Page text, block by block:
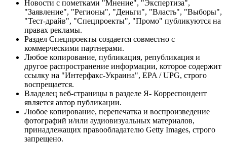
Новости с пометками "Мнение", "Экспертиза",
"Заявление", "Регионы", "Деньги", "Власть", "Выборы",
"Тест-драйв", "Спецпроекты", "Промо" публикуются на
правах рекламы.
Раздел Спецпроекты создается совместно с
коммерческими партнерами.
Любое копирование, публикация, републикация и
другое распространение информации, которое содержит
ссылку на "Интерфакс-Украина", EPA / UPG, строго
воспрещается.
Владелец веб-страницы в разделе Я- Корреспондент
является автор публикации.
Любое копирование, перепечатка и воспроизведение
фотографий и/или аудиовизуальных материалов,
принадлежащих правообладателю Getty Images, строго
запрещено.